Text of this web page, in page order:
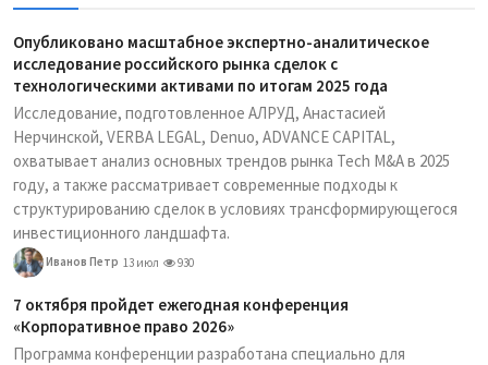
Опубликовано масштабное экспертно-аналитическое
исследование российского рынка сделок с
технологическими активами по итогам 2025 года
Исследование, подготовленное АЛРУД, Анастасией
Нерчинской, VERBA LEGAL, Denuo, ADVANCE CAPITAL,
охватывает анализ основных трендов рынка Tech M&A в 2025
году, а также рассматривает современные подходы к
структурированию сделок в условиях трансформирующегося
инвестиционного ландшафта.
Иванов Петр 13 июл 930
7 октября пройдет ежегодная конференция
«Корпоративное право 2026»
Программа конференции разработана специально для